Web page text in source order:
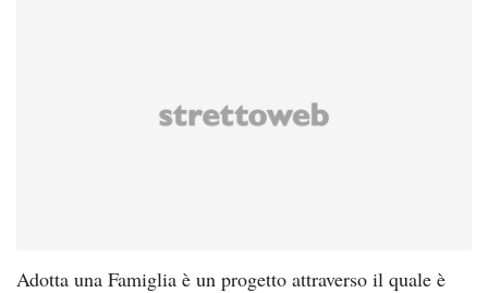
Adotta una Famiglia è un progetto attraverso il quale è